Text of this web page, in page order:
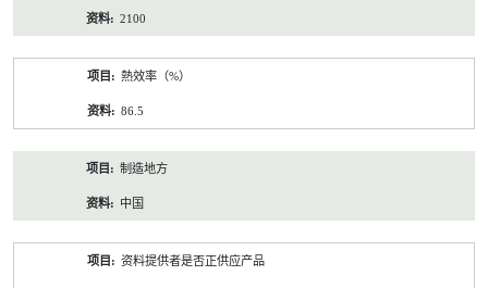
2100
熱效率（%）
86.5
制造地方
中国
资料提供者是否正供应产品